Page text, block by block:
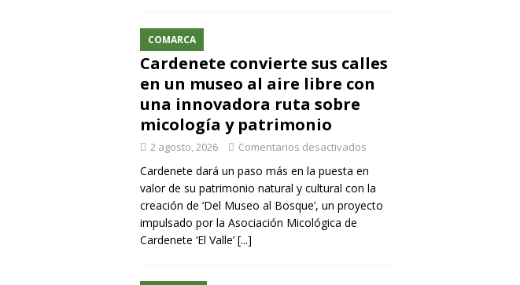
COMARCA
Cardenete convierte sus calles
en un museo al aire libre con
una innovadora ruta sobre
micología y patrimonio
2 agosto, 2026 Comentarios desactivados
Cardenete dará un paso más en la puesta en
valor de su patrimonio natural y cultural con la
creación de ‘Del Museo al Bosque’, un proyecto
impulsado por la Asociación Micológica de
Cardenete ‘El Valle’ [...]